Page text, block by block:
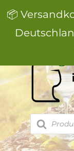
📦
Inhalt
springen
Products
search